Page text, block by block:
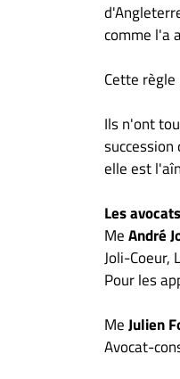
comme l'a
Cette
Ils n'ont
elle est
Les
MeAndré
Joli-Coeur,
Pour les
MeJulien
Avocat-